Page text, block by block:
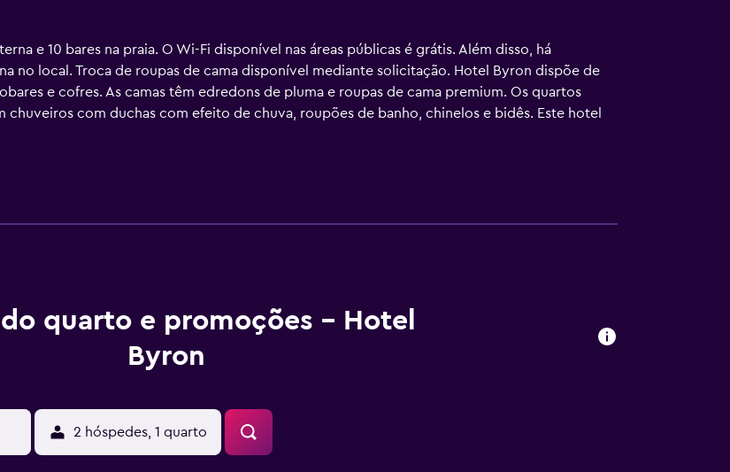
e 10 bares na praia. O Wi-Fi disponível nas áreas públicas é grátis. Além disso, há
no local. Troca de roupas de cama disponível mediante solicitação. Hotel Byron dispõe de
e cofres. As camas têm edredons de pluma e roupas de cama premium. Os quartos
chuveiros com duchas com efeito de chuva, roupões de banho, chinelos e bidês. Este hotel
velocidade de 500 Mbps ou mais (para mais de 6 pessoas ou de 10 dispositivos).Os quartos
secadores de cabelo. Serviço de massagem no quarto e troca de roupas de cama podem ser
quarto e promoções - Hotel
Byron
2 hóspedes, 1 quarto